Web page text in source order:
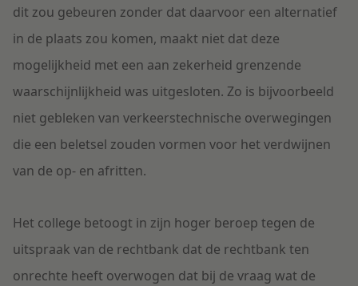
dit zou gebeuren zonder dat daarvoor een alternatief
in de plaats zou komen, maakt niet dat deze
mogelijkheid met een aan zekerheid grenzende
waarschijnlijkheid was uitgesloten. Zo is bijvoorbeeld
niet gebleken van verkeerstechnische overwegingen
die een beletsel zouden vormen voor het verdwijnen
van de op- en afritten.
Het college betoogt in zijn hoger beroep tegen de
uitspraak van de rechtbank dat de rechtbank ten
onrechte heeft overwogen dat bij de vraag wat de